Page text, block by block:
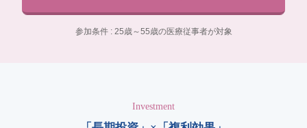
参加条件 : 25歳～55歳の医療従事者が対象
Investment